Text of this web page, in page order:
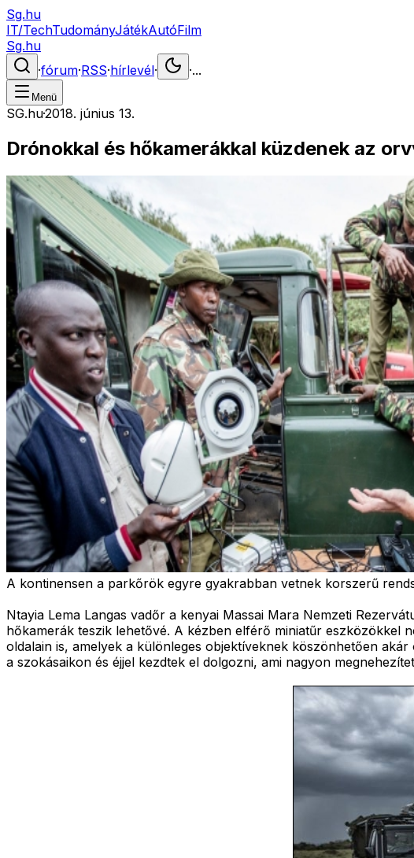
Sg.hu
IT/TechTudományJátékAutóFilm
Sg.hu
·fórum·RSS·hírlevél· ·...
Menü
SG.hu·2018. június 13.
Drónokkal és hőkamerákkal küzdenek az
A kontinensen a parkőrök egyre gyakrabban vetnek korszerű
Ntayia Lema Langas vadőr a kenyai Massai Mara Nemzeti
hőkamerák teszik lehetővé. A kézben elférő miniatűr eszközökkel
oldalain is, amelyek a különleges objektíveknek köszönhetően
a szokásaikon és éjjel kezdtek el dolgozni, ami nagyon